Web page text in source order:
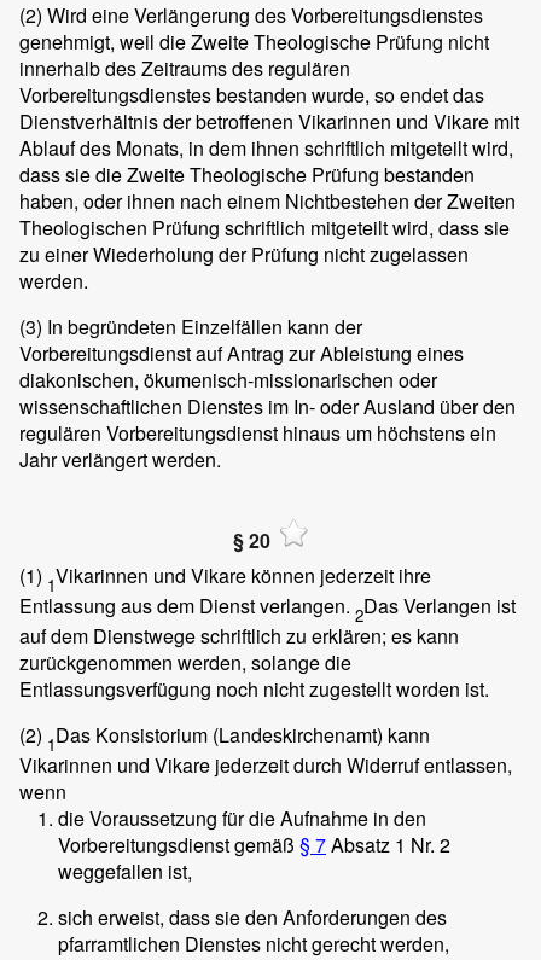
(2) Wird eine Verlängerung des Vorbereitungsdienstes
genehmigt, weil die Zweite Theologische Prüfung nicht
innerhalb des Zeitraums des regulären
Vorbereitungsdienstes bestanden wurde, so endet das
Dienstverhältnis der betroffenen Vikarinnen und Vikare mit
Ablauf des Monats, in dem ihnen schriftlich mitgeteilt wird,
dass sie die Zweite Theologische Prüfung bestanden
haben, oder ihnen nach einem Nichtbestehen der Zweiten
Theologischen Prüfung schriftlich mitgeteilt wird, dass sie
zu einer Wiederholung der Prüfung nicht zugelassen
werden.
(3) In begründeten Einzelfällen kann der
Vorbereitungsdienst auf Antrag zur Ableistung eines
diakonischen, ökumenisch-missionarischen oder
wissenschaftlichen Dienstes im In- oder Ausland über den
regulären Vorbereitungsdienst hinaus um höchstens ein
Jahr verlängert werden.
§ 20
(1) 1Vikarinnen und Vikare können jederzeit ihre
Entlassung aus dem Dienst verlangen. 2Das Verlangen ist
auf dem Dienstwege schriftlich zu erklären; es kann
zurückgenommen werden, solange die
Entlassungsverfügung noch nicht zugestellt worden ist.
(2) 1Das Konsistorium (Landeskirchenamt) kann
Vikarinnen und Vikare jederzeit durch Widerruf entlassen,
wenn
die Voraussetzung für die Aufnahme in den
Vorbereitungsdienst gemäß § 7Absatz 1 Nr. 2
weggefallen ist,
sich erweist, dass sie den Anforderungen des
pfarramtlichen Dienstes nicht gerecht werden,